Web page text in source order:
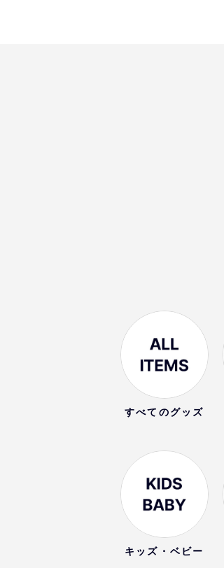
すべてのグッズ
キッズ・ベビー